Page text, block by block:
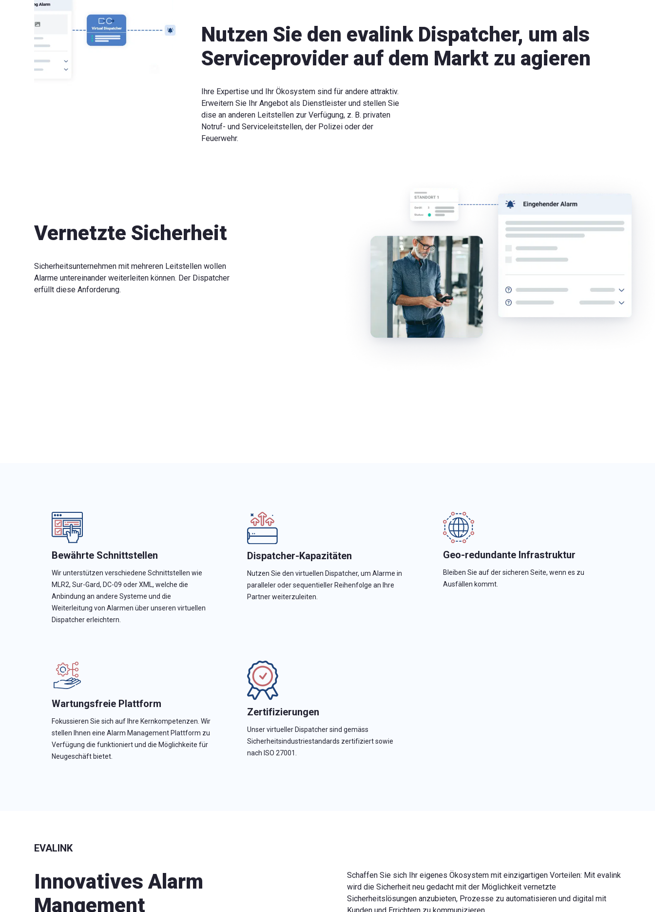
Nutzen Sie den evalink Dispatcher, um als
Serviceprovider auf dem Markt zu agieren
Ihre Expertise und Ihr Ökosystem sind für andere attraktiv.
Erweitern Sie Ihr Angebot als Dienstleister und stellen Sie
dise an anderen Leitstellen zur Verfügung, z. B. privaten
Notruf- und Serviceleitstellen, der Polizei oder der
Feuerwehr.
Vernetzte Sicherheit
Sicherheitsunternehmen mit mehreren Leitstellen wollen
Alarme untereinander weiterleiten können. Der Dispatcher
erfüllt diese Anforderung.
Bewährte Schnittstellen
Wir unterstützen verschiedene Schnittstellen wie
MLR2, Sur-Gard, DC-09 oder XML, welche die
Anbindung an andere Systeme und die
Weiterleitung von Alarmen über unseren virtuellen
Dispatcher erleichtern.
Dispatcher-Kapazitäten
Nutzen Sie den virtuellen Dispatcher, um Alarme in
paralleler oder sequentieller Reihenfolge an Ihre
Partner weiterzuleiten.
Geo-redundante Infrastruktur
Bleiben Sie auf der sicheren Seite, wenn es zu
Ausfällen kommt.
Wartungsfreie Plattform
Fokussieren Sie sich auf Ihre Kernkompetenzen. Wir
stellen Ihnen eine Alarm Management Plattform zu
Verfügung die funktioniert und die Möglichkeite für
Neugeschäft bietet.
Zertifizierungen
Unser virtueller Dispatcher sind gemäss
Sicherheitsindustriestandards zertifiziert sowie
nach ISO 27001.
EVALINK
Innovatives Alarm
Mangement
Schaffen Sie sich Ihr eigenes Ökosystem mit einzigartigen Vorteilen: Mit evalink
wird die Sicherheit neu gedacht mit der Möglichkeit vernetzte
Sicherheitslösungen anzubieten, Prozesse zu automatisieren und digital mit
Kunden und Errichtern zu kommunizieren.